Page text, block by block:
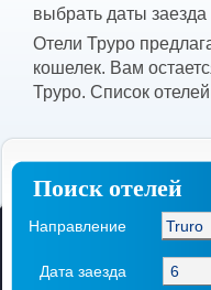
выбрать даты
Отели Труро
кошелек. Вам
Труро. Список
Поиск отелей
Направление
Дата заезда